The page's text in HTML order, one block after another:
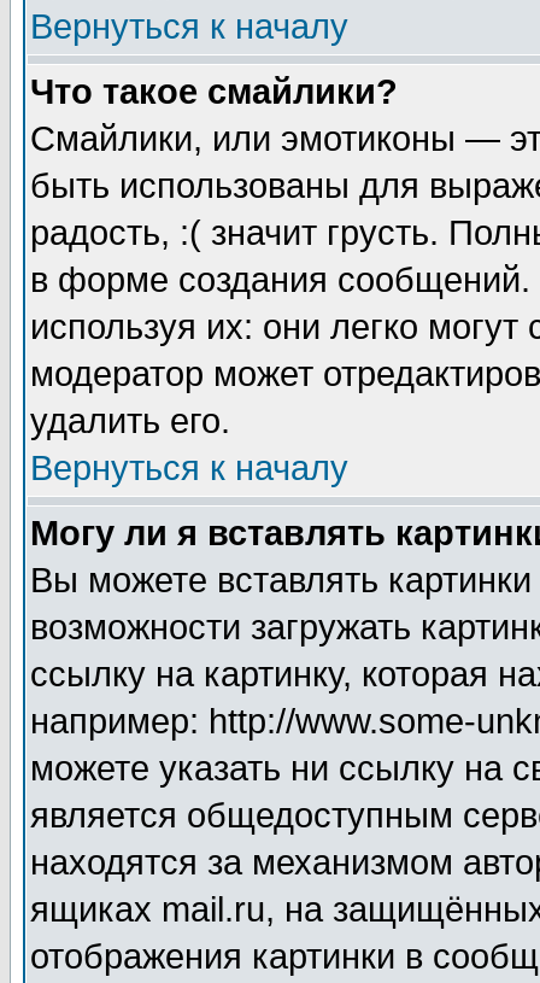
Вернуться к началу
Что такое смайлики?
Смайлики, или эмотиконы —
быть использованы для
радость, :( значит грусть.
в форме создания сообщений.
используя их: они легко
модератор может
удалить его.
Вернуться к началу
Могу ли я вставлять
Вы можете вставлять
возможности загружать
ссылку на картинку, которая
например: http://www.some-
можете указать ни ссылку на
является общедоступным
находятся за механизмом
ящиках mail.ru, на
отображения картинки в